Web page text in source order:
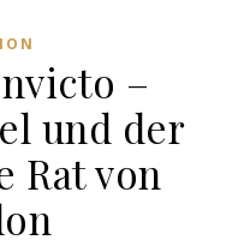
–
und der
Rat von